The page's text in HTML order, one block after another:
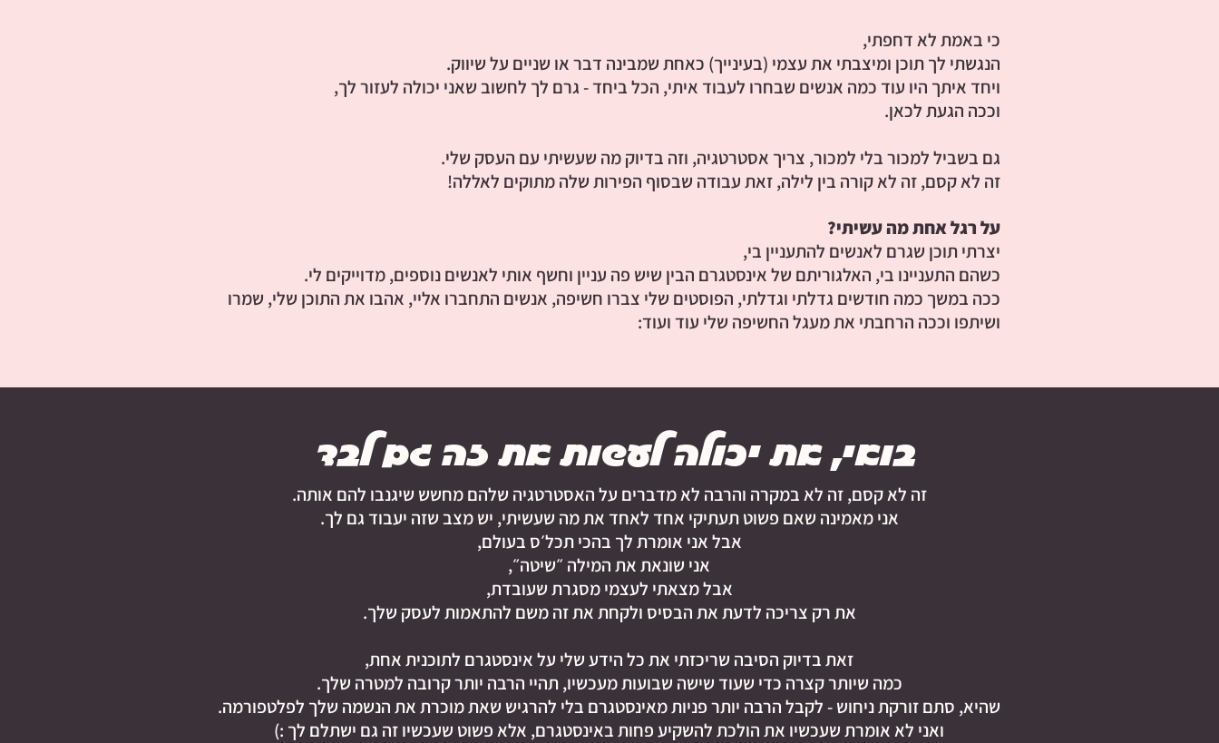
כי באמת לא דחפתי,
הנגשתי לך תוכן ומיצבתי את עצמי (בעינייך) כאחת שמבינה דבר או שניים על שיווק.
ויחד איתך היו עוד כמה אנשים שבחרו לעבוד איתי, הכל ביחד - גרם לך לחשוב שאני יכולה לעזור לך,
וככה הגעת לכאן.
גם בשביל למכור בלי למכור, צריך אסטרטגיה, וזה בדיוק מה שעשיתי עם העסק שלי.
זה לא קסם, זה לא קורה בין לילה, זאת עבודה שבסוף הפירות שלה מתוקים לאללה!
על רגל אחת מה עשיתי?
יצרתי תוכן שגרם לאנשים להתעניין בי,
כשהם התעניינו בי, האלגוריתם של אינסטגרם הבין שיש פה עניין וחשף אותי לאנשים נוספים, מדוייקים לי.
ככה במשך כמה חודשים גדלתי וגדלתי, הפוסטים שלי צברו חשיפה, אנשים התחברו אליי, אהבו את התוכן שלי, שמרו
ושיתפו וככה הרחבתי את מעגל החשיפה שלי עוד ועוד:
בואי, את יכולה לעשות את זה גם לבד
זה לא קסם, זה לא במקרה והרבה לא מדברים על האסטרטגיה שלהם מחשש שיגנבו להם אותה.
אני מאמינה שאם פשוט תעתיקי אחד לאחד את מה שעשיתי, יש מצב שזה יעבוד גם לך.
אבל אני אומרת לך בהכי תכל׳ס בעולם,
אני שונאת את המילה ״שיטה״,
אבל מצאתי לעצמי מסגרת שעובדת,
את רק צריכה לדעת את הבסיס ולקחת את זה משם להתאמות לעסק שלך.
זאת בדיוק הסיבה שריכזתי את כל הידע שלי על אינסטגרם לתוכנית אחת,
כמה שיותר קצרה כדי שעוד שישה שבועות מעכשיו, תהיי הרבה יותר קרובה למטרה שלך.
שהיא, סתם זורקת ניחוש - לקבל הרבה יותר פניות מאינסטגרם בלי להרגיש שאת מוכרת את הנשמה שלך לפלטפורמה.
ואני לא אומרת שעכשיו את הולכת להשקיע פחות באינסטגרם, אלא פשוט שעכשיו זה גם ישתלם לך :)